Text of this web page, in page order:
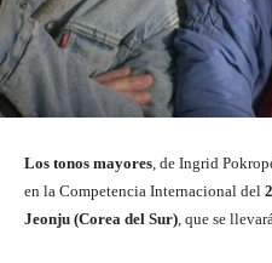
Los tonos mayores , de Ingrid
en la Competencia Internacional del
Jeonju (Corea del Sur) , que se